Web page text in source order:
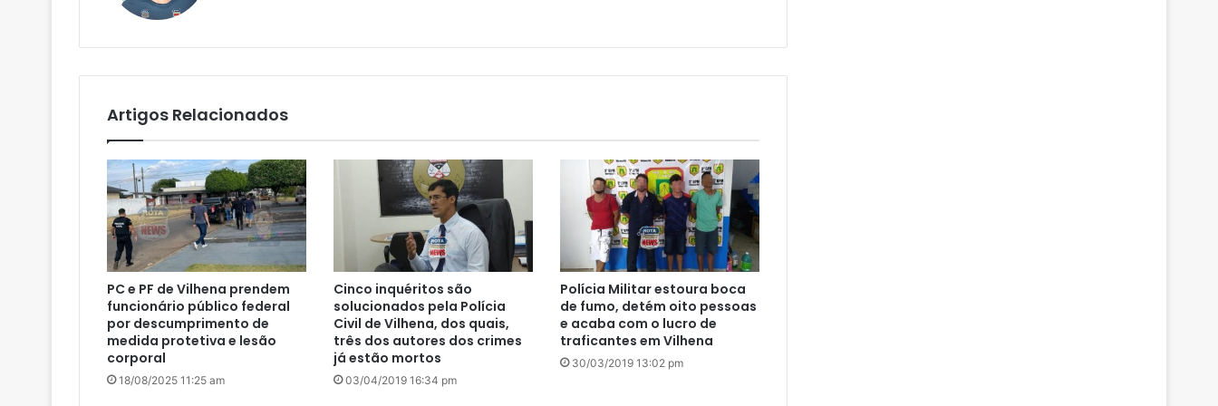
Artigos Relacionados
PC e PF de Vilhena prendem
funcionário público federal
por descumprimento de
medida protetiva e lesão
corporal
18/08/2025 11:25 am
Cinco inquéritos são
solucionados pela Polícia
Civil de Vilhena, dos quais,
três dos autores dos crimes
já estão mortos
03/04/2019 16:34 pm
Polícia Militar estoura boca
de fumo, detém oito pessoas
e acaba com o lucro de
traficantes em Vilhena
30/03/2019 13:02 pm